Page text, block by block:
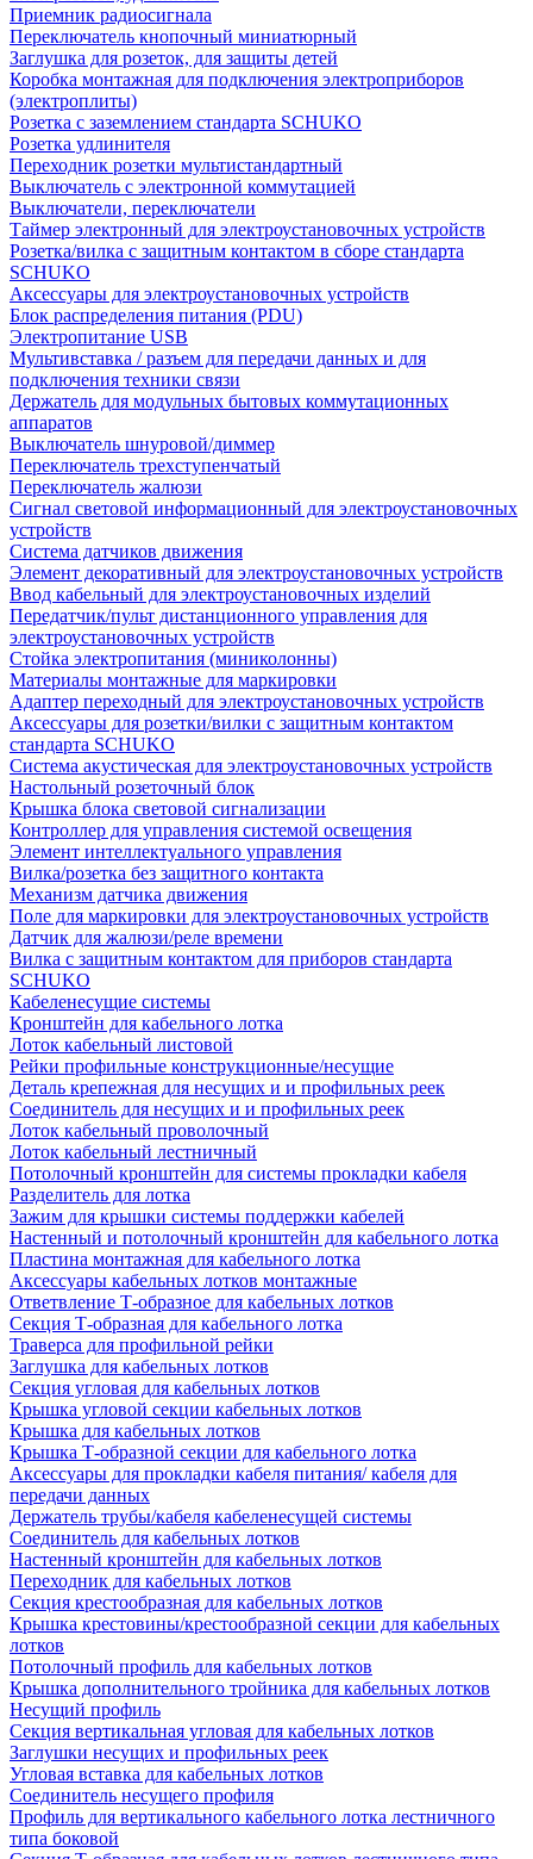
Приемник радиосигнала
Переключатель кнопочный миниатюрный
Заглушка для розеток, для защиты детей
Коробка монтажная для подключения электроприборов
(электроплиты)
Розетка с заземлением стандарта SCHUKO
Розетка удлинителя
Переходник розетки мультистандартный
Выключатель с электронной коммутацией
Выключатели, переключатели
Таймер электронный для электроустановочных устройств
Розетка/вилка с защитным контактом в сборе стандарта
SCHUKO
Аксессуары для электроустановочных устройств
Блок распределения питания (PDU)
Электропитание USB
Мультивставка / разъем для передачи данных и для
подключения техники связи
Держатель для модульных бытовых коммутационных
аппаратов
Выключатель шнуровой/диммер
Переключатель трехступенчатый
Переключатель жалюзи
Сигнал световой информационный для электроустановочных
устройств
Система датчиков движения
Элемент декоративный для электроустановочных устройств
Ввод кабельный для электроустановочных изделий
Передатчик/пульт дистанционного управления для
электроустановочных устройств
Стойка электропитания (миниколонны)
Материалы монтажные для маркировки
Адаптер переходный для электроустановочных устройств
Аксессуары для розетки/вилки с защитным контактом
стандарта SCHUKO
Система акустическая для электроустановочных устройств
Настольный розеточный блок
Крышка блока световой сигнализации
Контроллер для управления системой освещения
Элемент интеллектуального управления
Вилка/розетка без защитного контакта
Механизм датчика движения
Поле для маркировки для электроустановочных устройств
Датчик для жалюзи/реле времени
Вилка с защитным контактом для приборов стандарта
SCHUKO
Кабеленесущие системы
Кронштейн для кабельного лотка
Лоток кабельный листовой
Рейки профильные конструкционные/несущие
Деталь крепежная для несущих и и профильных реек
Соединитель для несущих и и профильных реек
Лоток кабельный проволочный
Лоток кабельный лестничный
Потолочный кронштейн для системы прокладки кабеля
Разделитель для лотка
Зажим для крышки системы поддержки кабелей
Настенный и потолочный кронштейн для кабельного лотка
Пластина монтажная для кабельного лотка
Аксессуары кабельных лотков монтажные
Ответвление Т-образное для кабельных лотков
Секция Т-образная для кабельного лотка
Траверса для профильной рейки
Заглушка для кабельных лотков
Секция угловая для кабельных лотков
Крышка угловой секции кабельных лотков
Крышка для кабельных лотков
Крышка Т-образной секции для кабельного лотка
Аксессуары для прокладки кабеля питания/ кабеля для
передачи данных
Держатель трубы/кабеля кабеленесущей системы
Соединитель для кабельных лотков
Настенный кронштейн для кабельных лотков
Переходник для кабельных лотков
Секция крестообразная для кабельных лотков
Крышка крестовины/крестообразной секции для кабельных
лотков
Потолочный профиль для кабельных лотков
Крышка дополнительного тройника для кабельных лотков
Несущий профиль
Секция вертикальная угловая для кабельных лотков
Заглушки несущих и профильных реек
Угловая вставка для кабельных лотков
Соединитель несущего профиля
Профиль для вертикального кабельного лотка лестничного
типа боковой